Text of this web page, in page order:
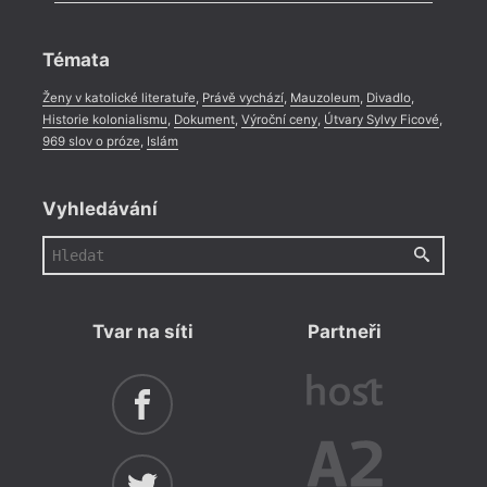
Témata
Ženy v katolické literatuře, Právě vychází, Mauzoleum, Divadlo,
Historie kolonialismu, Dokument, Výroční ceny, Útvary Sylvy Ficové,
969 slov o próze, Islám
Vyhledávání
Tvar na síti Partneři